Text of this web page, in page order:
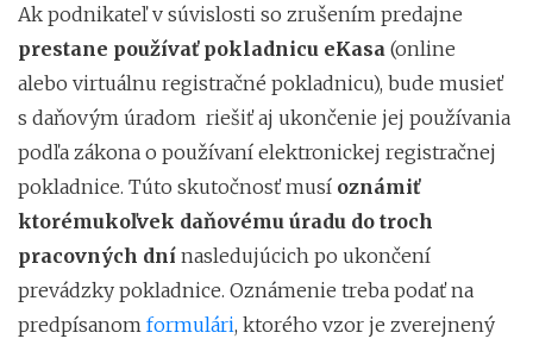
Ak podnikateľ v súvislosti so zrušením predajne
prestane používať pokladnicu eKasa (online
alebo virtuálnu registračné pokladnicu), bude musieť
s daňovým úradom riešiť aj ukončenie jej používania
podľa zákona o používaní elektronickej registračnej
pokladnice. Túto skutočnosť musí oznámiť
ktorémukoľvek daňovému úradu do troch
pracovných dní nasledujúcich po ukončení
prevádzky pokladnice. Oznámenie treba podať na
predpísanom formulári, ktorého vzor je zverejnený